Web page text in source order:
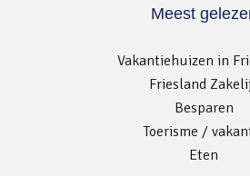
Meest
Vakantiehuizen in
Friesland
Besparen
Toerisme /
Eten